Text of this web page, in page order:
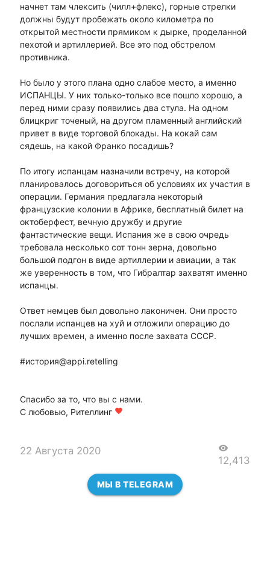
начнет там члексить (чилл+флекс), горные стрелки
должны будут пробежать около километра по
открытой местности прямиком к дырке, проделанной
пехотой и артиллерией. Все это под обстрелом
противника.
Но было у этого плана одно слабое место, а именно
ИСПАНЦЫ. У них только-только все пошло хорошо, а
перед ними сразу появились два стула. На одном
блицкриг точеный, на другом пламенный английский
привет в виде торговой блокады. На кокай сам
сядешь, на какой Франко посадишь?
По итогу испанцам назначили встречу, на которой
планировалось договориться об условиях их участия в
операции. Германия предлагала некоторый
французские колонии в Африке, бесплатный билет на
октоберфест, вечную дружбу и другие
фантастические вещи. Испания же в свою очредь
требовала несколько сот тонн зерна, довольно
большой подгон в виде артиллерии и авиации, а так
же уверенность в том, что Гибралтар захватят именно
испанцы.
Ответ немцев был довольно лаконичен. Они просто
послали испанцев на хуй и отложили операцию до
лучших времен, а именно после захвата СССР.
#история@appi.retelling
Спасибо за то, что вы с нами.
С любовью, Рителлинг favorite
22 Августа 2020 visibility
12,413
МЫ В TELEGRAM